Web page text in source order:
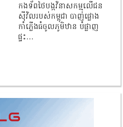
កងទ័ពថៃបង្កវិនាសកម្មលើជន
ស៊ីវិលរបស់កម្ពុជា បាញ់ផ្លោង
កាំភ្លើងធំចូលភូមិឋាន បំផ្លាញ
ផ្ទះ…